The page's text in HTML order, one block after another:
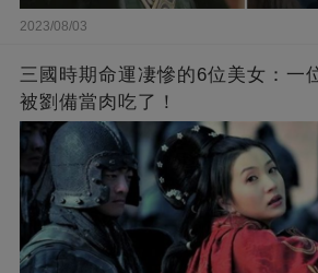
2023/08/03
三國時期命運凄慘的6位美女：一
被劉備當肉吃了！